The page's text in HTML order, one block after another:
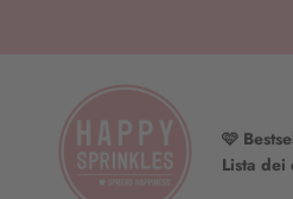
🩷
Lista dei
HAPPY SPRINKLES | D2C